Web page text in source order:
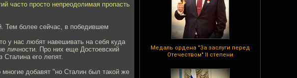
Медаль ордена "За заслуги перед
Отечеством" II степени
часто просто непреодолимая пропасть
Тем более сейчас, в победившем
у нас любят навешивать на себя куда
личности. Про них еще Достоевский
его лепят.
добавят "но Сталин был такой же